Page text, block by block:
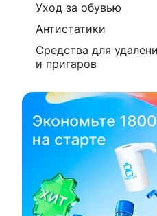
Уход за обувью
Антистатики
Средства для
и пригаров